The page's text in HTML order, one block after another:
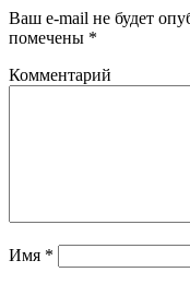
Ваш e-mail не будет
помечены *
Комментарий
Имя *